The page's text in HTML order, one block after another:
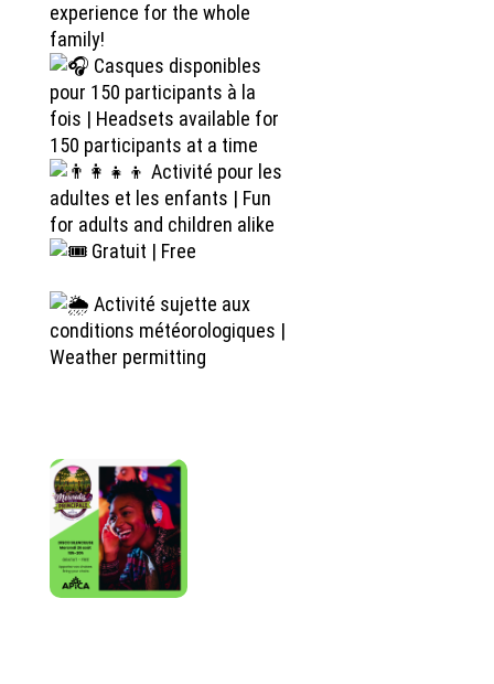
experience for the whole
family!
Casques disponibles
pour 150 participants à la
fois | Headsets available for
150 participants at a time
Activité pour les
adultes et les enfants | Fun
for adults and children alike
Gratuit | Free
Activité sujette aux
conditions météorologiques |
Weather permitting